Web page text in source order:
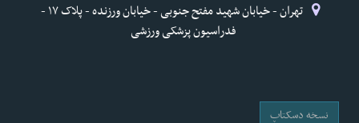
تهران - خیابان شهید مفتح جنوبی - خیابان ورزنده - پلاک ۱۷ -
فدراسیون پزشکی ورزشی
نسخه دسکتاپ